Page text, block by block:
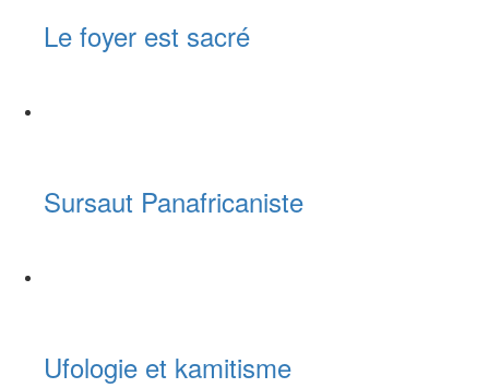
Le foyer est sacré
Sursaut Panafricaniste
Ufologie et kamitisme